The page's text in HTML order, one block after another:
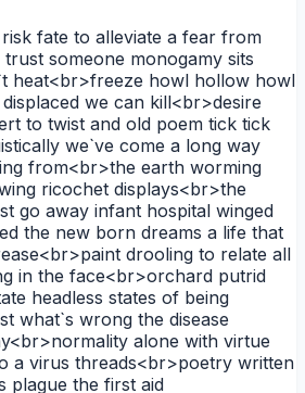
fate to alleviate a fear from
someone monogamy sits
heat<br>freeze howl hollow howl
we can kill<br>desire
to twist and old poem tick tick
we`ve come a long way
from<br>the earth worming
ricochet displays<br>the
go away infant hospital winged
the new born dreams a life that
drooling to relate all
in the face<br>orchard putrid
headless states of being
what`s wrong the disease
alone with virtue
a virus threads<br>poetry written
plague the first aid